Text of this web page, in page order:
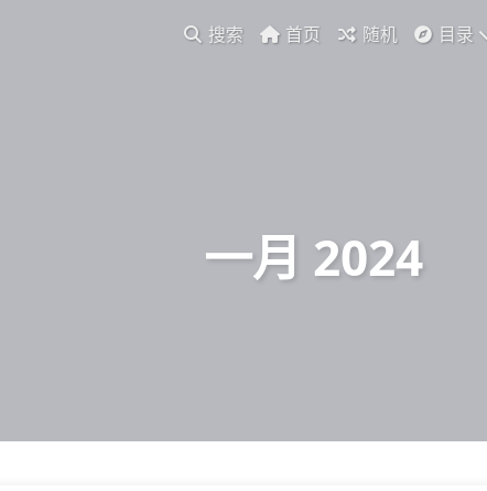
搜索 首页 随机 目录
一月 2024